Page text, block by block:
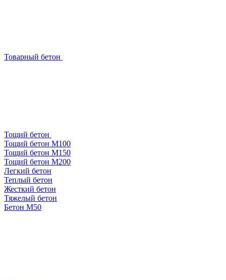
Товарный бетон
Тощий бетон
Тощий бетон М100
Тощий бетон М150
Тощий бетон М200
Легкий бетон
Теплый бетон
Жесткий бетон
Тяжелый бетон
Бетон М50